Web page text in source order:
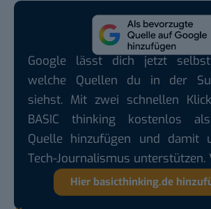
Google lässt dich jetzt
welche Quellen du in der
siehst. Mit zwei schnellen
BASIC thinking kostenlos
Quelle hinzufügen und damit
Tech-Journalismus unterstützen.
Hier basicthinking.de